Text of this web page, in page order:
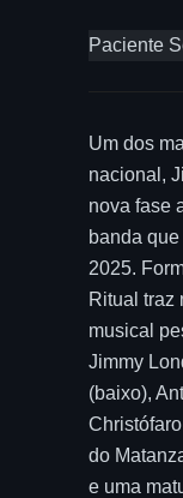
Paciente
Um dos
nacional,
nova fase
banda
2025.
Ritual traz
musical
Jimmy
(baixo),
do
e uma